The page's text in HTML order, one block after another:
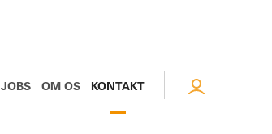
JOBS OM OS KONTAKT